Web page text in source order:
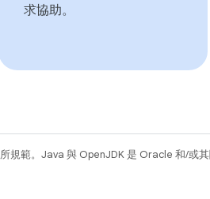
求協助。
規範。Java 與 OpenJDK 是 Oracle 和/或